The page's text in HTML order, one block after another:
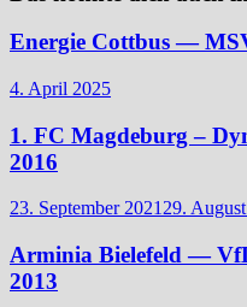
Energie Cottbus —
4. April 2025
1. FC Magdeburg –
2016
23. September 202129.
Arminia Bielefeld —
2013